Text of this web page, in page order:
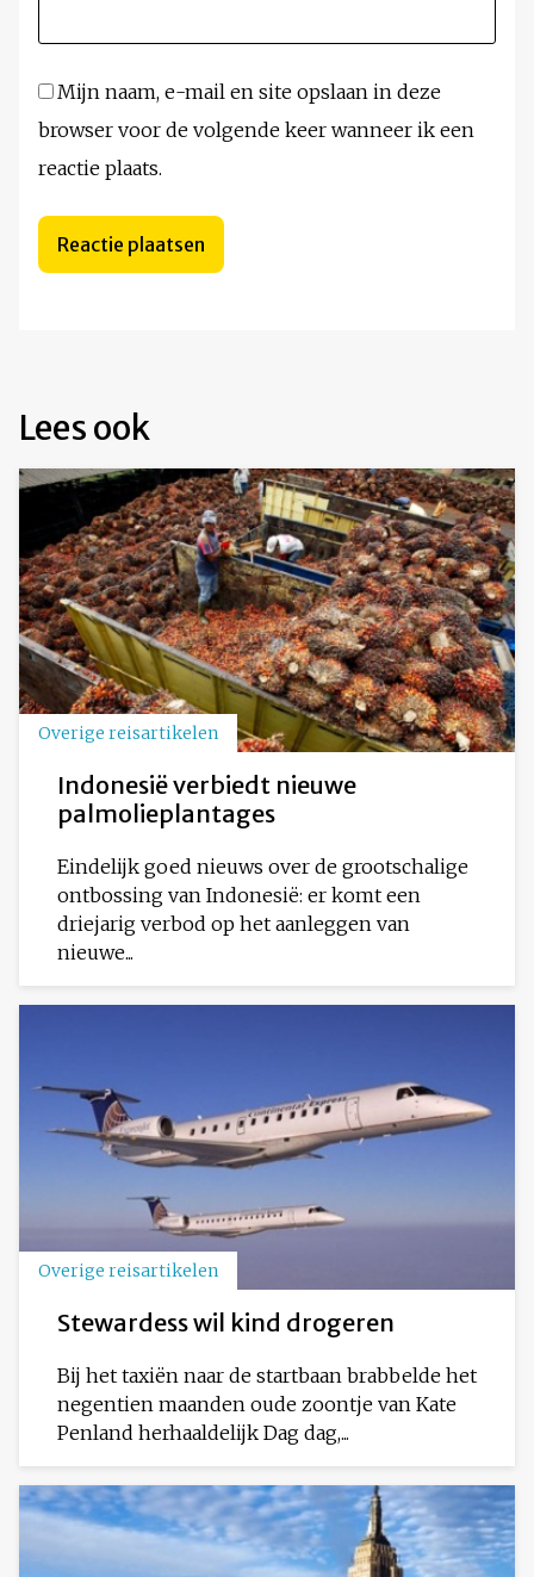
Mijn naam, e-mail en site opslaan in deze
browser voor de volgende keer wanneer ik een
reactie plaats.
Lees ook
Overige reisartikelen
Indonesië verbiedt nieuwe
palmolieplantages
Eindelijk goed nieuws over de grootschalige
ontbossing van Indonesië: er komt een
driejarig verbod op het aanleggen van
nieuwe...
Overige reisartikelen
Stewardess wil kind drogeren
Bij het taxiën naar de startbaan brabbelde het
negentien maanden oude zoontje van Kate
Penland herhaaldelijk Dag dag,...